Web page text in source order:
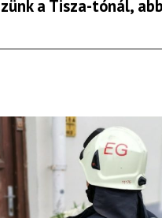
a Tisza-tónál,